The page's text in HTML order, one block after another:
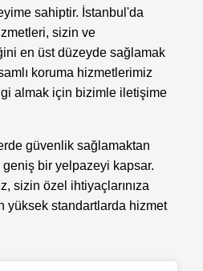
sahiptir. İstanbul'da
sizin ve
en üst düzeyde sağlamak
koruma hizmetlerimiz
almak için bizimle iletişime
güvenlik sağlamaktan
bir yelpazeyi kapsar.
sizin özel ihtiyaçlarınıza
yüksek standartlarda hizmet